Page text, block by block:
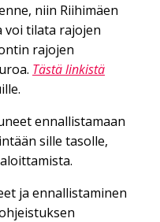
niin Riihimäen
voi tilata rajojen
rajojen
Tästä linkistä
ennallistamaan
sille tasolle,
ja ennallistaminen